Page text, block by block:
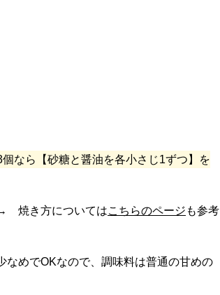
なら【砂糖と醤油を各小さじ1ずつ】を
→ 焼き方についてはこちらのページ も参考
なめでOKなので、調味料は普通の甘めの